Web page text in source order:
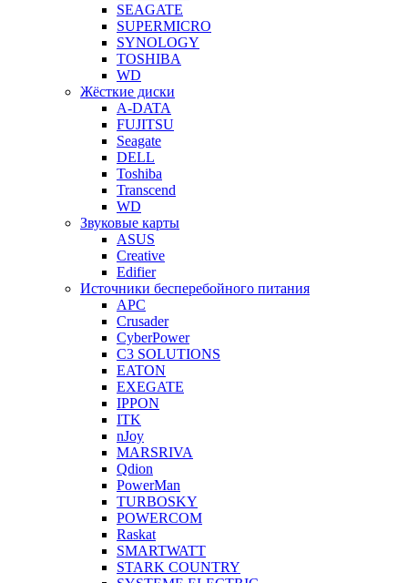
SEAGATE
SUPERMICRO
SYNOLOGY
TOSHIBA
WD
Жёсткие диски
A-DATA
FUJITSU
Seagate
DELL
Toshiba
Transcend
WD
Звуковые карты
ASUS
Creative
Edifier
Источники бесперебойного питания
APC
Crusader
CyberPower
C3 SOLUTIONS
EATON
EXEGATE
IPPON
ITK
nJoy
MARSRIVA
Qdion
PowerMan
TURBOSKY
POWERCOM
Raskat
SMARTWATT
STARK COUNTRY